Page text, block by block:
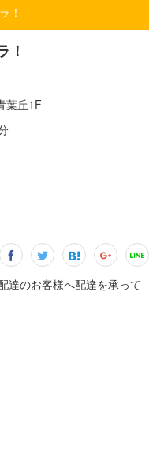
！
！
葉丘1F
達のお客様へ配達を承って